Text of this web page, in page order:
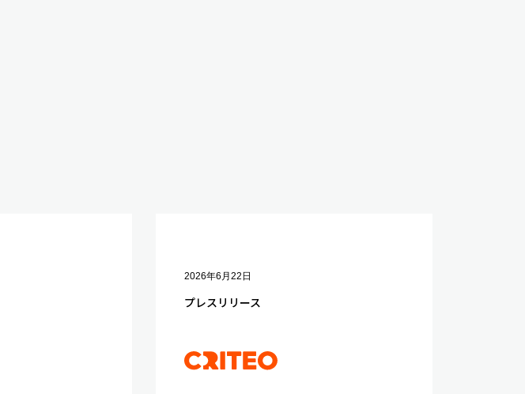
2026年6月22日
プレスリリース